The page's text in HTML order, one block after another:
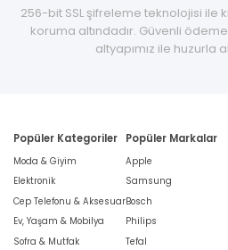
256-bit SSL şifreleme teknolojisi ile
koruma altındadır. Güvenli
altyapımız ile huzurla
Popüler Kategoriler
Moda & Giyim
Elektronik
Cep Telefonu & Aksesuar
Ev, Yaşam & Mobilya
Sofra & Mutfak
Popüler Markalar
Apple
Samsung
Bosch
Philips
Tefal